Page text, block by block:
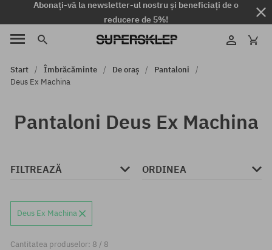
Abonați-vă la newsletter-ul nostru și beneficiați de o
reducere de 5%!
Start Îmbrăcăminte De oraș
Pantaloni
Deus Ex Machina
Pantaloni Deus Ex Machina
FILTREAZĂ ORDINEA
Deus Ex Machina
Cantitatea produselor: 8 / 8